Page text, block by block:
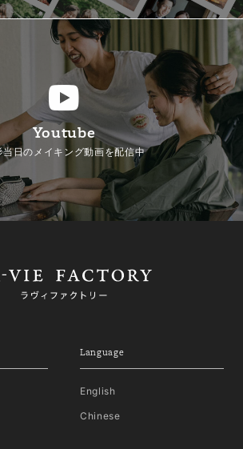
Youtube
当日のメイキング動画を配信中
Language
English
Chinese